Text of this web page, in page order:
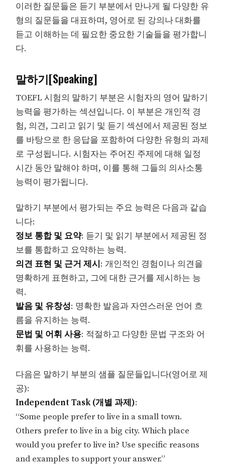
이러한 질문들은 듣기 부분에서 만나게 될 다양한 유
형의 질문들을 대표하며, 영어로 된 강의나 대화를
듣고 이해하는 데 필요한 중요한 기술들을 평가합니
다.
말하기[Speaking]
TOEFL 시험의 말하기 부분은 시험자의 영어 말하기
능력을 평가하는 섹션입니다. 이 부분은 개인적 경
험, 의견, 그리고 읽기 및 듣기 섹션에서 제공된 정보
를 바탕으로 한 응답을 포함하여 다양한 유형의 과제
로 구성됩니다. 시험자는 주어진 주제에 대해 일정
시간 동안 말해야 하며, 이를 통해 그들의 의사소통
능력이 평가됩니다.
말하기 부분에서 평가되는 주요 능력은 다음과 같습
니다:
정보 통합 및 요약: 듣기 및 읽기 부분에서 제공된 정
보를 통합하고 요약하는 능력.
의견 표현 및 근거 제시 : 개인적인 경험이나 의견을
명확하게 표현하고, 그에 대한 근거를 제시하는 능
력.
발음 및 유창성: 명확한 발음과 자연스러운 언어 흐
름을 유지하는 능력.
문법 및 어휘 사용: 적절하고 다양한 문법 구조와 어
휘를 사용하는 능력.
다음은 말하기 부분의 샘플 질문들입니다(영어로 제
공):
Independent Task (개별 과제):
“Some people prefer to live in a small town.
Others prefer to live in a big city. Which place
would you prefer to live in? Use specific reasons
and examples to support your answer.”